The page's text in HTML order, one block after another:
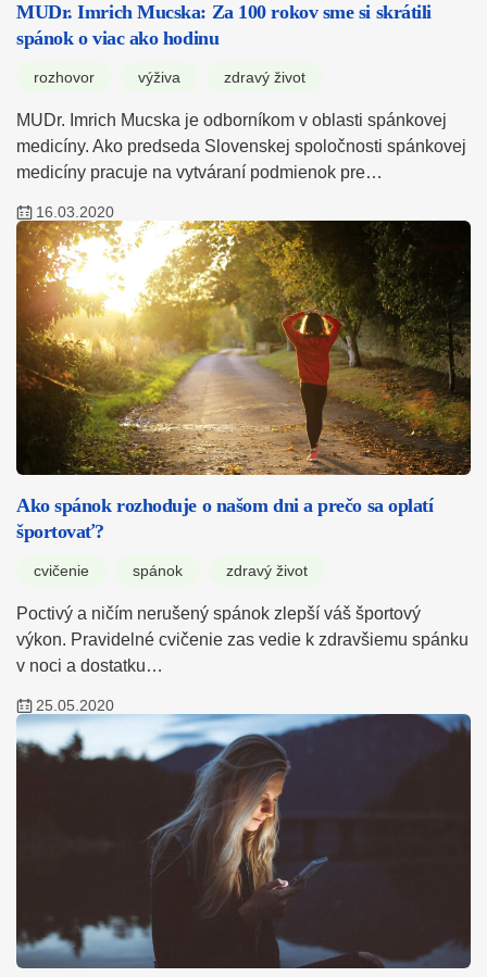
MUDr. Imrich Mucska: Za 100 rokov sme si skrátili
spánok o viac ako hodinu
rozhovor výživa zdravý život
MUDr. Imrich Mucska je odborníkom v oblasti spánkovej
medicíny. Ako predseda Slovenskej spoločnosti spánkovej
medicíny pracuje na vytváraní podmienok pre…
16.03.2020
Ako spánok rozhoduje o našom dni a prečo sa oplatí
športovať?
cvičenie spánok zdravý život
Poctivý a ničím nerušený spánok zlepší váš športový
výkon. Pravidelné cvičenie zas vedie k zdravšiemu spánku
v noci a dostatku…
25.05.2020